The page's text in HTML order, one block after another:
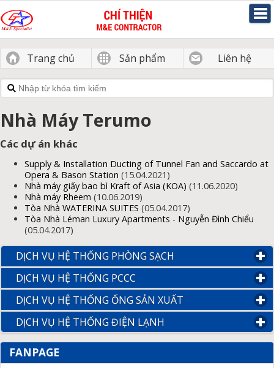
Trang chủ Sản phẩm Liên hệ
Nhà Máy Terumo
Các dự án khác
Supply & Installation Ducting of Tunnel Fan and Saccardo at
Opera & Bason Station (15.04.2021)
Nhà máy giấy bao bì Kraft of Asia (KOA) (11.06.2020)
Nhà máy Rheem (10.06.2019)
Tòa Nhà WATERINA SUITES (05.04.2017)
Tòa Nhà Léman Luxury Apartments - Nguyễn Đình Chiểu
(05.04.2017)
DỊCH VỤ HỆ THỐNG PHÒNG SẠCH click to expand
DỊCH VỤ HỆ THỐNG PCCC
DỊCH VỤ HỆ THỐNG ỐNG SẢN XUẤT click to expand
DỊCH VỤ HỆ THỐNG ĐIỆN LẠNH click to expand contents
FANPAGE